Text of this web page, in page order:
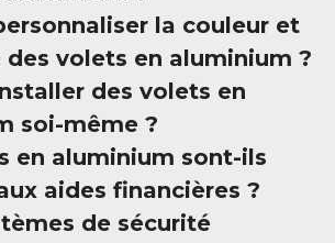
la couleur et
volets en aluminium ?
des volets en
soi-même ?
en aluminium sont-ils
aides financières ?
de sécurité